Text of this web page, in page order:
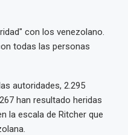
con los venezolano.
todas las personas
autoridades, 2.295
han resultado heridas
la escala de Ritcher que